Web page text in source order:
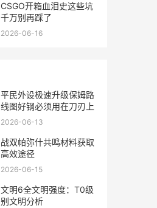
CSGO开箱血泪史这些坑
千万别再踩了
2026-06-16
平民外设极速升级保姆路
线图好钢必须用在刀刃上
2026-06-13
战双帕弥什共鸣材料获取
高效途径
2026-06-15
文明6全文明强度：T0级
别文明分析